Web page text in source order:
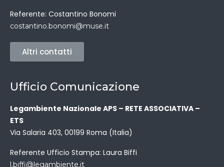
Referente: Costantino Bonomi
costantino.bonomi@muse.it
Altri contatti
Ufficio Comunicazione
Legambiente Nazionale APS – RETE ASSOCIATIVA –
ETS
Via Salaria 403, 00199 Roma (Italia)
Referente Ufficio Stampa: Laura Biffi
l.biffi@legambiente.it